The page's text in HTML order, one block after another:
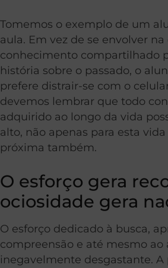
Tomemos o exemplo de um
aula. Em vez de se envolver
conhecimento compartilhado
história sobre o passado, o
prefere distrair-se com o
devemos lembrar que todo
adquirido ao longo da vida
alto, não apenas para esta
próxima também.
O esforço gera
ociosidade gera
O esforço dedicado à busca,
compreensão e até mesmo ao
inegavelmente desgastante. A